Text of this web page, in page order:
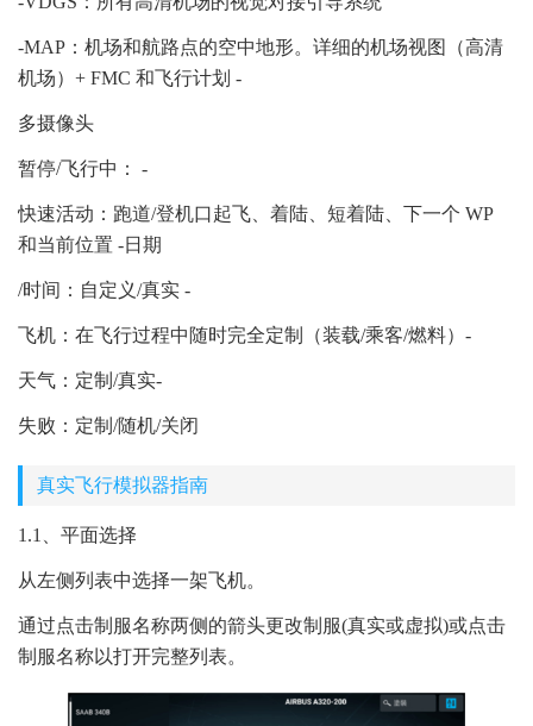
-MAP：机场和航路点的空中地形。详细的机场视图（高清
机场）+ FMC 和飞行计划 -
多摄像头
暂停/飞行中： -
快速活动：跑道/登机口起飞、着陆、短着陆、下一个 WP
和当前位置 -日期
/时间：自定义/真实 -
飞机：在飞行过程中随时完全定制（装载/乘客/燃料）-
天气：定制/真实-
失败：定制/随机/关闭
真实飞行模拟器指南
1.1、平面选择
从左侧列表中选择一架飞机。
通过点击制服名称两侧的箭头更改制服(真实或虚拟)或点击
制服名称以打开完整列表。